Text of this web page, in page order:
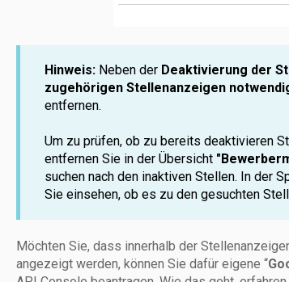
Hinweis: Neben der Deaktivierung der
zugehörigen Stellenanzeigen
entfernen.
Um zu prüfen, ob zu bereits deaktivieren
entfernen Sie in der Übersicht
suchen nach den inaktiven Stellen. In der
Sie einsehen, ob es zu den gesuchten
Möchten Sie, dass innerhalb der
angezeigt werden, können Sie dafür eigene “